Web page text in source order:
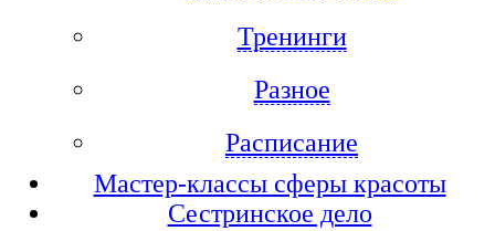
Тренинги
Разное
Расписание
Мастер-классы сферы красоты
Сестринское дело